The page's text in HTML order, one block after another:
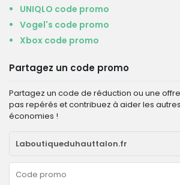
UNIQLO code promo
Vogel's code promo
Xbox code promo
Partagez un code promo
Partagez un code de réduction ou une
pas repérés et contribuez à aider les
économies !